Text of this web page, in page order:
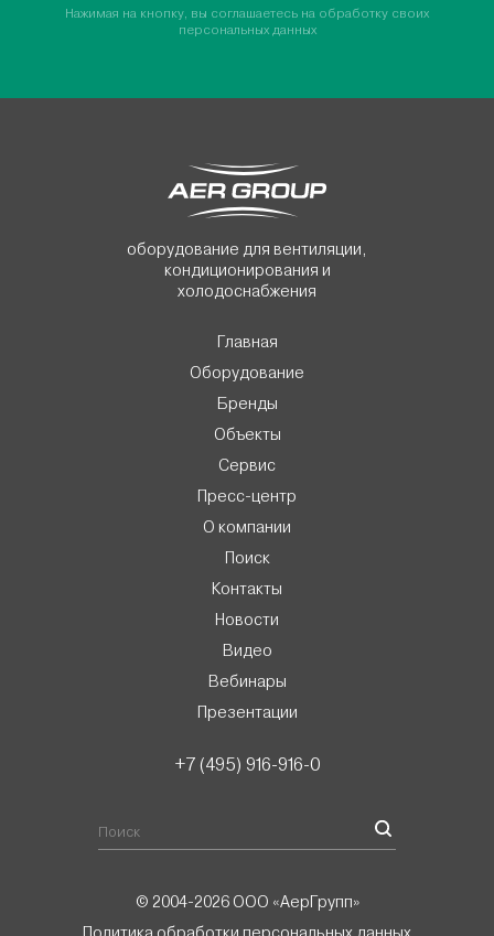
Нажимая на кнопку, вы соглашаетесь на обработку своих
персональных данных
оборудование для вентиляции,
кондиционирования и
холодоснабжения
Главная
Оборудование
Бренды
Объекты
Сервис
Пресс-центр
О компании
Поиск
Контакты
Новости
Видео
Вебинары
Презентации
+7 (495) 916-916-0
© 2004-2026 ООО «АерГрупп»